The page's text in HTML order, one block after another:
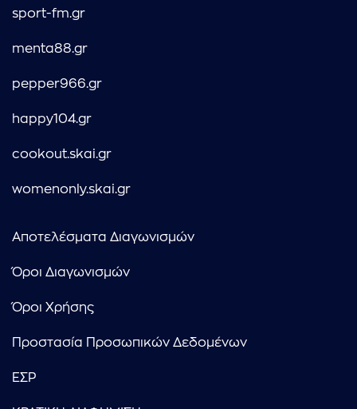
sport-fm.gr
menta88.gr
pepper966.gr
happy104.gr
cookout.skai.gr
womenonly.skai.gr
Αποτελέσματα Διαγωνισμών
Όροι Διαγωνισμών
Όροι Χρήσης
Προστασία Προσωπικών Δεδομένων
ΕΣΡ